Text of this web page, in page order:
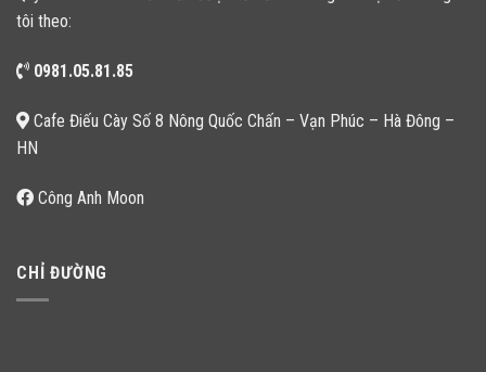
tôi theo:
0981.05.81.85
Cafe Điếu Cày Số 8 Nông Quốc Chấn – Vạn Phúc – Hà Đông –
HN
Công Anh Moon
CHỈ ĐƯỜNG